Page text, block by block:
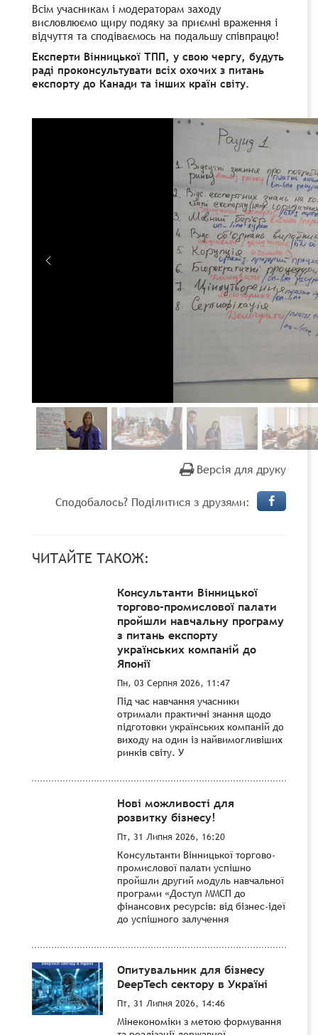
Всім учасникам і модераторам заходу
висловлюємо щиру подяку за приємні враження і
відчуття та сподіваємось на подальшу співпрацю!
Експерти Вінницької ТПП, у свою чергу, будуть
раді проконсультувати всіх охочих з питань
експорту до Канади та інших країн світу.
Версія для друку
Сподобалось? Поділитися з друзями:
ЧИТАЙТЕ ТАКОЖ:
Консультанти Вінницької
торгово-промислової палати
пройшли навчальну програму
з питань експорту
українських компаній до
Японії
Пн, 03 Серпня 2026, 11:47
Під час навчання учасники
отримали практичні знання щодо
підготовки українських компаній до
виходу на один із найвимогливіших
ринків світу. У
Нові можливості для
розвитку бізнесу!
Пт, 31 Липня 2026, 16:20
Консультанти Вінницької торгово-
промислової палати успішно
пройшли другий модуль навчальної
програми «Доступ ММСП до
фінансових ресурсів: від бізнес-ідеї
до успішного залучення
Опитувальник для бізнесу
DeepTech сектору в Україні
Пт, 31 Липня 2026, 14:46
Мінекономіки з метою формування